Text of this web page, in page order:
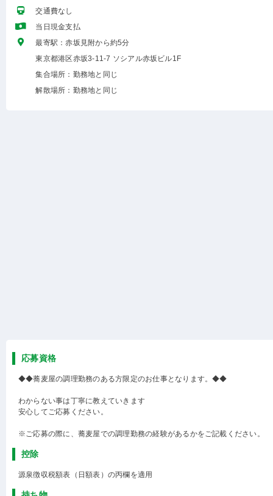
交通費なし
当日現金支払
最寄駅：赤坂見附から約5分
東京都港区赤坂3-11-7 ソシアル赤坂ビル1F
集合場所：勤務地と同じ
解散場所：勤務地と同じ
応募資格
◆◆蕎麦屋の調理勤務のある方限定のお仕事となります。◆◆
わからない事は丁寧に教えていきます
安心してご応募ください。
※ご応募の際に、蕎麦屋での調理勤務の経験があるかをご記載ください。
控除
源泉徴収税額表（日額表）の丙欄を適用